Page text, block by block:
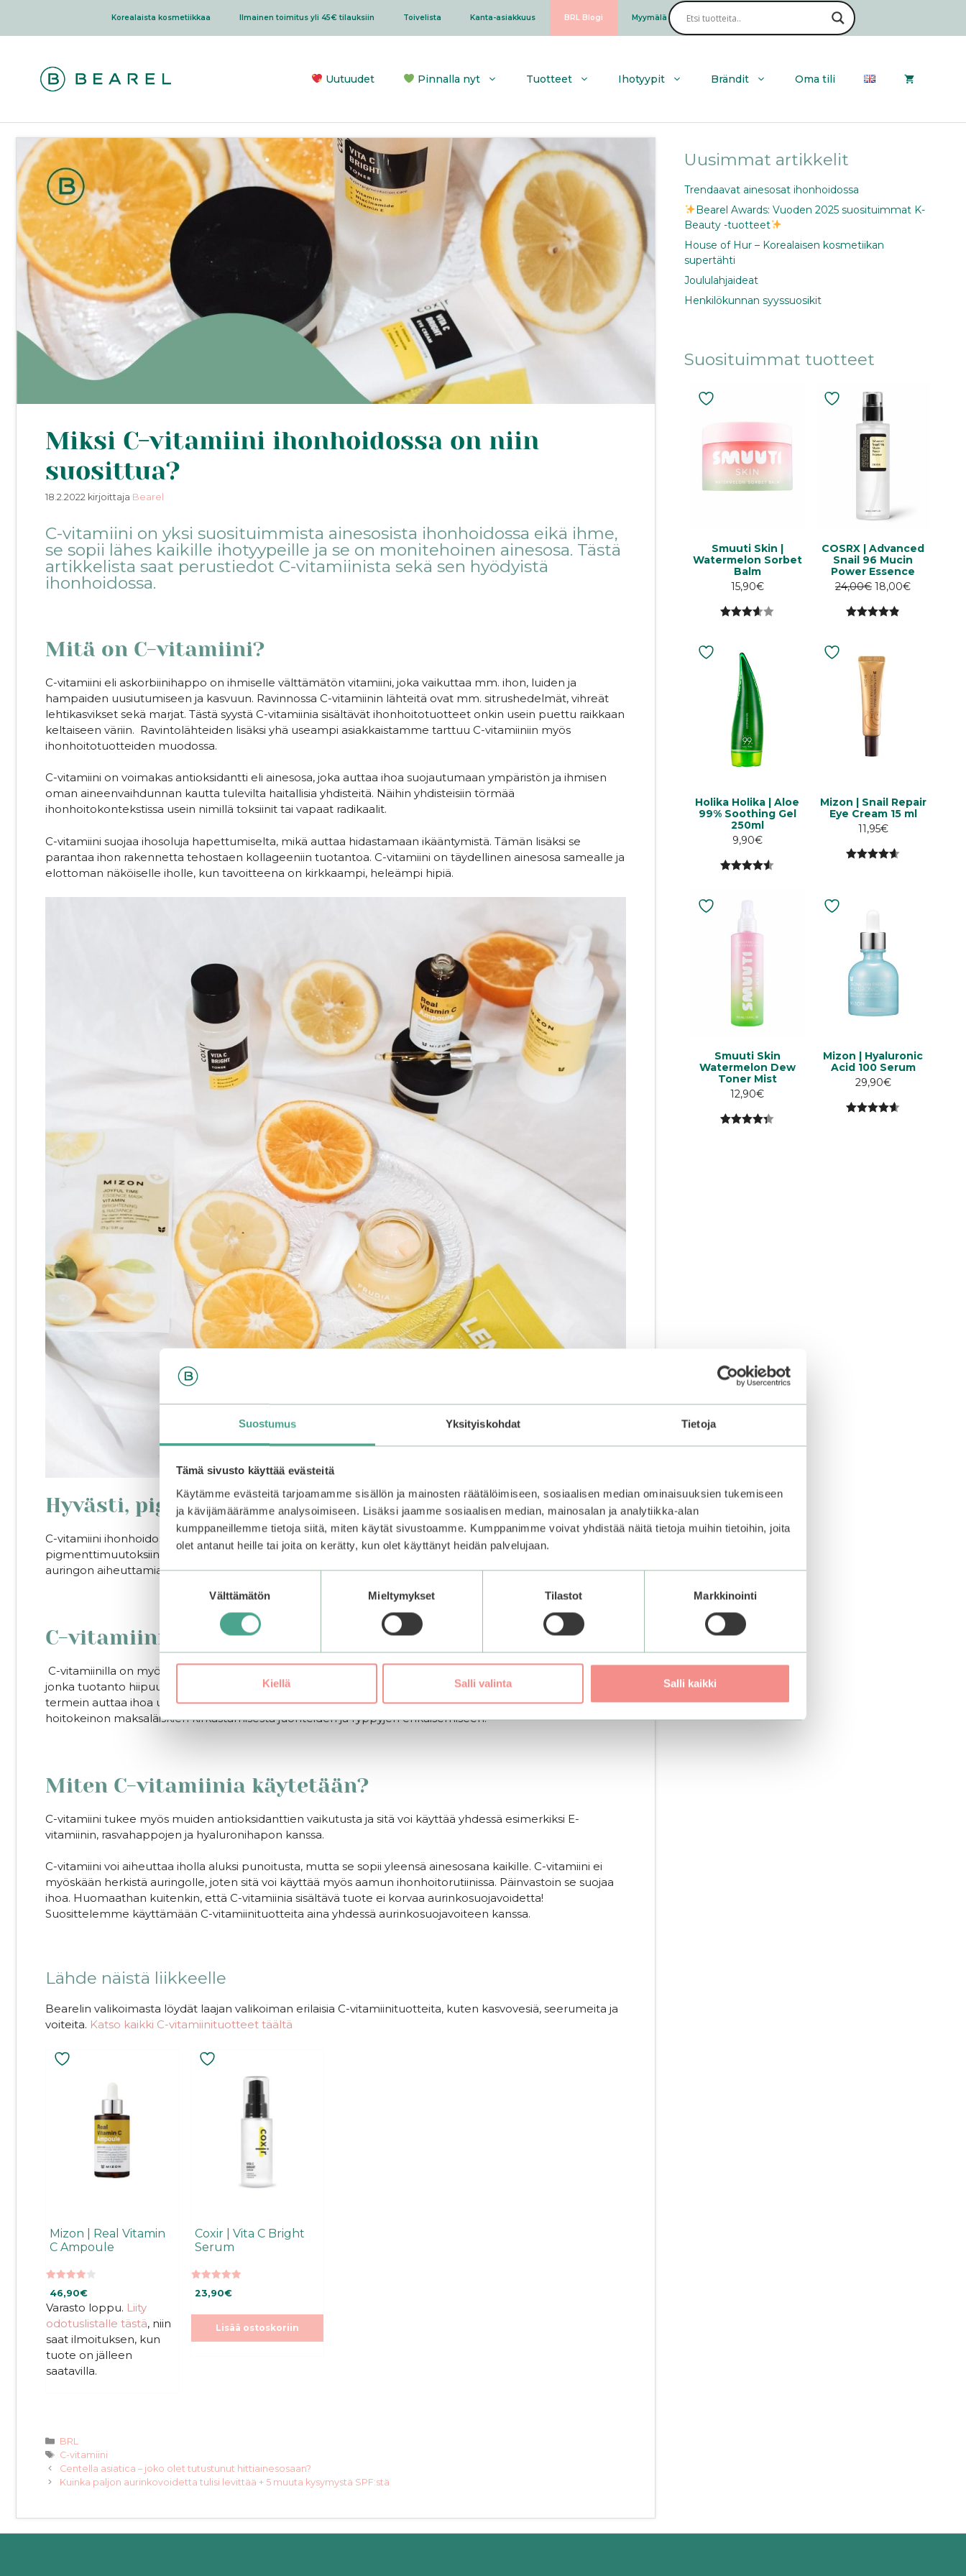
Suostumus Yksityiskohdat Tietoja
Tämä sivusto käyttää evästeitä
Käytämme evästeitä tarjoamamme sisällön ja mainosten räätälöimiseen, sosiaalisen median ominaisuuksien tukemiseen
ja kävijämäärämme analysoimiseen. Lisäksi jaamme sosiaalisen median, mainosalan ja analytiikka-alan
kumppaneillemme tietoja siitä, miten käytät sivustoamme. Kumppanimme voivat yhdistää näitä tietoja muihin tietoihin, joita
olet antanut heille tai joita on kerätty, kun olet käyttänyt heidän palvelujaan.
Välttämätön Mieltymykset Tilastot Markkinointi
Kiellä Salli valinta Salli kaikki
Korealaista kosmetiikkaa Ilmainen toimitus yli 45€ tilauksiin Toivelista Kanta-asiakkuus BRL Blogi Myymälä Haku
Uutuudet Pinnalla nyt Tuotteet Ihotyypit Brändit Oma tili
Miksi C-vitamiini ihonhoidossa on niin
suosittua?
18.2.2022 kirjoittaja Bearel
C-vitamiini on yksi suosituimmista ainesosista ihonhoidossa eikä ihme,
se sopii lähes kaikille ihotyypeille ja se on monitehoinen ainesosa. Tästä
artikkelista saat perustiedot C-vitamiinista sekä sen hyödyistä
ihonhoidossa.
Mitä on C-vitamiini?
C-vitamiini eli askorbiinihappo on ihmiselle välttämätön vitamiini, joka vaikuttaa mm. ihon, luiden ja
hampaiden uusiutumiseen ja kasvuun.⁠ Ravinnossa C-vitamiinin lähteitä ovat mm. sitrushedelmät, vihreät
lehtikasvikset sekä marjat. Tästä syystä C-vitamiinia sisältävät ihonhoitotuotteet onkin usein puettu raikkaan
keltaiseen väriin. Ravintolähteiden lisäksi yhä useampi asiakkaistamme tarttuu C-vitamiiniin myös
ihonhoitotuotteiden muodossa.⁠
C-vitamiini on voimakas antioksidantti eli ainesosa, joka auttaa ihoa suojautumaan ympäristön ja ihmisen
oman aineenvaihdunnan kautta tulevilta haitallisia yhdisteitä. Näihin yhdisteisiin törmää
ihonhoitokontekstissa usein nimillä toksiinit tai vapaat radikaalit.⁠
C-vitamiini suojaa ihosoluja hapettumiselta, mikä auttaa hidastamaan ikääntymistä. Tämän lisäksi se
parantaa ihon rakennetta tehostaen kollageeniin tuotantoa. C-vitamiini on täydellinen ainesosa samealle ja
elottoman näköiselle iholle, kun tavoitteena on kirkkaampi, heleämpi hipiä.
Hyvästi, pigmenttimuutokset!
C-vitamiini ihonhoidossa heleyttää, kirkastaa ja tasoittaa ihon sävyä. C-vitamiini auttaa mm.
pigmenttimuutoksiin ja maksaläiskiin. Jos ihosi on nähnyt paljon aurinkoa, C-vitamiini auttaa korjaamaan
auringon aiheuttamia vaurioita.
C-vitamiini osallistuu kollageenin tuotantoon
C-vitamiinilla on myös tärkeä osa kollageenin tuotannossa. Kollageeni on tärkeä kudosten rakennusaine,
jonka tuotanto hiipuu iän myötä. C-vitamiini auttaa siis stimuloimaan kollageenin tuotantoa eli maallikon
termein auttaa ihoa uusiutumaan.⁠ Siksi se tarjoaakin iholle tehokkaan ja monipuolisen anti-age -
hoitokeinon maksaläiskien kirkastamisesta juonteiden ja ryppyjen ehkäisemiseen!
Miten C-vitamiinia käytetään?
C-vitamiini tukee myös muiden antioksidanttien vaikutusta ja sitä voi käyttää yhdessä esimerkiksi E-
vitamiinin, rasvahappojen ja hyaluronihapon kanssa.
C-vitamiini voi aiheuttaa iholla aluksi punoitusta, mutta se sopii yleensä ainesosana kaikille. C-vitamiini ei
myöskään herkistä auringolle, joten sitä voi käyttää myös aamun ihonhoitorutiinissa. Päinvastoin se suojaa
ihoa. Huomaathan kuitenkin, että C-vitamiinia sisältävä tuote ei korvaa aurinkosuojavoidetta!
Suosittelemme käyttämään C-vitamiinituotteita aina yhdessä aurinkosuojavoiteen kanssa.
Lähde näistä liikkeelle
Bearelin valikoimasta löydät laajan valikoiman erilaisia C-vitamiinituotteita, kuten kasvovesiä, seerumeita ja
voiteita. Katso kaikki C-vitamiinituotteet täältä
Mizon | Real Vitamin
C Ampoule
4.00
5:stä
46,90€
Varasto loppu. Liity
odotuslistalle tästä, niin
saat ilmoituksen, kun
tuote on jälleen
saatavilla.
Coxir | Vita C Bright
Serum
5.00
5:stä
23,90€
Lisää ostoskoriin
Kategoriat
BRL
Avainsanat
C-vitamiini
Centella asiatica – joko olet tutustunut hittiainesosaan?
Kuinka paljon aurinkovoidetta tulisi levittää + 5 muuta kysymystä SPF:stä
Uusimmat artikkelit
Trendaavat ainesosat ihonhoidossa
Bearel Awards: Vuoden 2025 suosituimmat K-
Beauty -tuotteet
House of Hur – Korealaisen kosmetiikan
supertähti
Joululahjaideat
Henkilökunnan syyssuosikit
Suosituimmat tuotteet
Smuuti Skin |
Watermelon Sorbet
Balm
15,90€
COSRX | Advanced
Snail 96 Mucin
Power Essence
Alkuperäinen
oli:
24,00€Nykyinen
on:
18,00€
Holika Holika | Aloe
99% Soothing Gel
250ml
9,90€
Mizon | Snail Repair
Eye Cream 15 ml
11,95€
Smuuti Skin
Watermelon Dew
Toner Mist
12,90€
Mizon | Hyaluronic
Acid 100 Serum
29,90€